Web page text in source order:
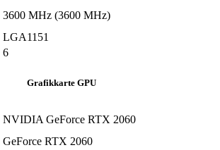
3600 MHz (3600 MHz)
LGA1151
6
Grafikkarte GPU
NVIDIA GeForce RTX 2060
GeForce RTX 2060